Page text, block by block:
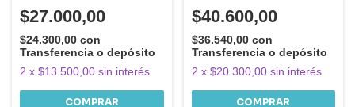
$27.000,00
$24.300,00 con
Transferencia o depósito
2 x $13.500,00 sin interés
$40.600,00
$36.540,00 con
Transferencia o depósito
2 x $20.300,00 sin interés